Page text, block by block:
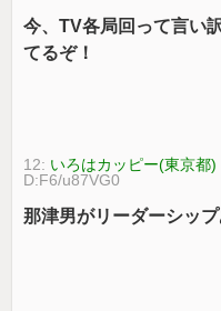
今、TV各局回って言い
てるぞ！
12: いろはカッピー(東京都)
D:F6/u87VG0
那津男がリーダーシッ